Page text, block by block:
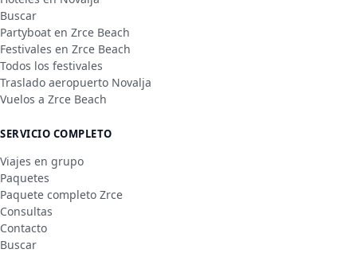
Buscar
Partyboat en Zrce Beach
Festivales en Zrce Beach
Todos los festivales
Traslado aeropuerto Novalja
Vuelos a Zrce Beach
SERVICIO COMPLETO
Viajes en grupo
Paquetes
Paquete completo Zrce
Consultas
Contacto
Buscar